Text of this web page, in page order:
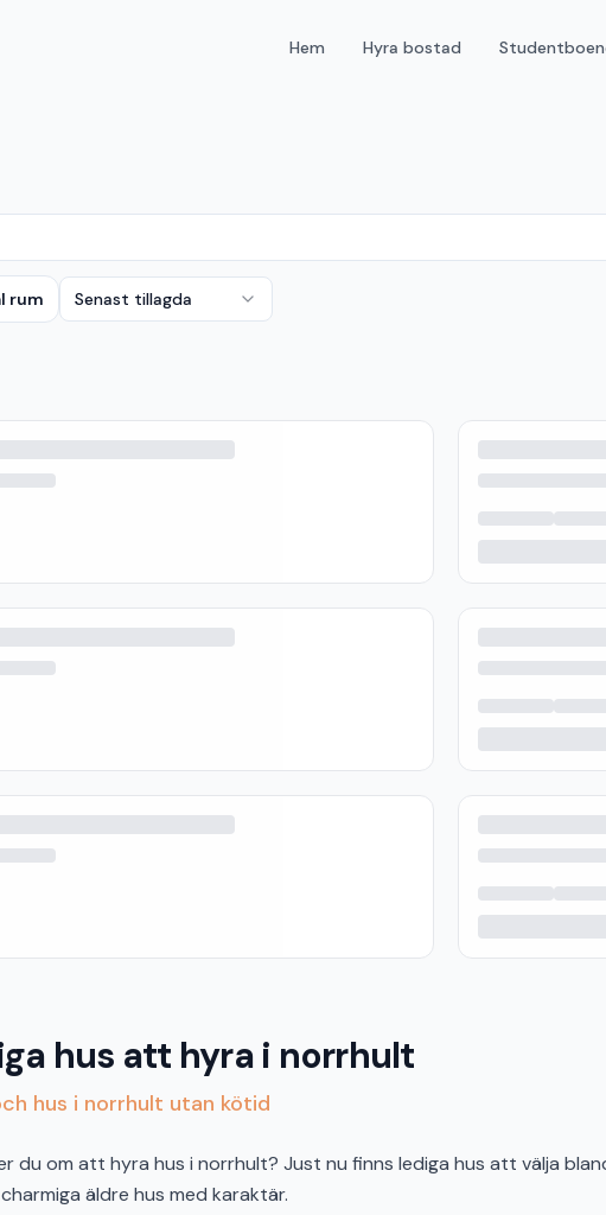
Hem Hyra bostad
rum Senast tillagda
hus att hyra i norrhult
hus i norrhult utan kötid
du om att hyra hus i norrhult? Just nu finns lediga hus att välja
äldre hus med karaktär.